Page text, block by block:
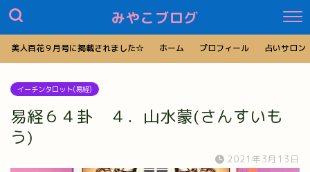
みやこブログ
美人百花９月号に掲載されました☆ ホーム プロフィール 占いサロン
イーチンタロット(易経)
易経６４卦 ４．山水蒙(さんすいも
う)
2021年3月13日